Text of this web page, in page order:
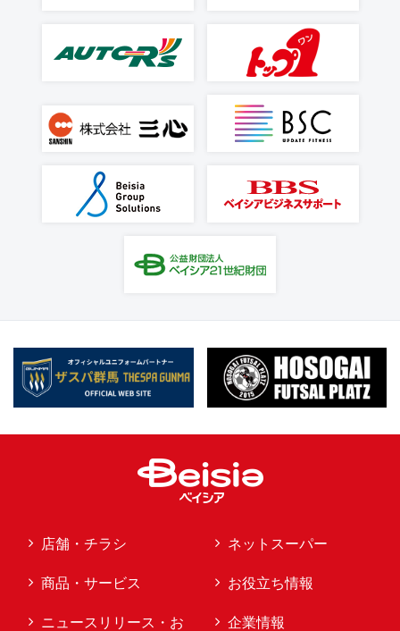
店舗・チラシ ネットスーパー
商品・サービス お役立ち情報
ニュースリリース・お
企業情報